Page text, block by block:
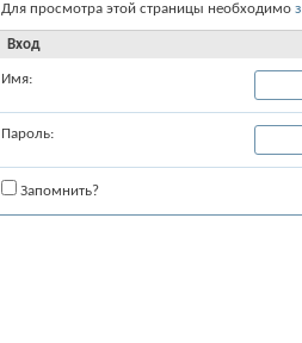
Для просмотра этой страницы необходимо
Вход
Имя:
Пароль:
Запомнить?